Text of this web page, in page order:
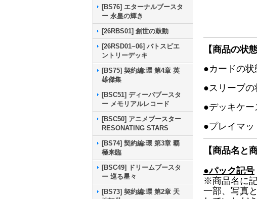
[BS76] エターナルブースタ
ー 永皇の輝き
[26RBS01] 創世の鼓動
[26RSD01~06] バトスピエ
ントリーデッキ
[BS75] 契約編:環 第4章 英
雄傑集
[BSC51] ディーバブースタ
ー メモリアルレコード
[BSC50] アニメブースター
RESONATING STARS
[BS74] 契約編:環 第3章 覇
極来臨
[BSC49] ドリームブースタ
ー 巡る星々
[BS73] 契約編:環 第2章 天
【商品の状
●カードの
●スリーブ
●デッキケ
●プレイマ
【商品名と
●パック記号
※商品名に
一部、写真